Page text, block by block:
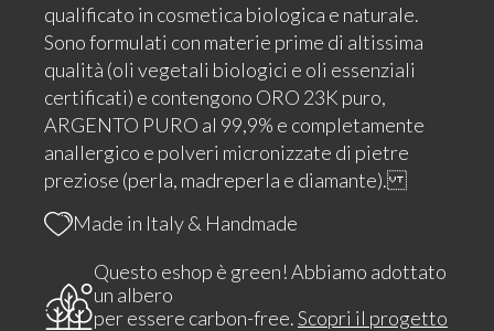
qualificato in cosmetica biologica e naturale.
Sono formulati con materie prime di altissima
qualità (oli vegetali biologici e oli essenziali
certificati) e contengono ORO 23K puro,
ARGENTO PURO al 99,9% e completamente
anallergico e polveri micronizzate di pietre
preziose (perla, madreperla e diamante).
Made in Italy & Handmade
Questo eshop è green! Abbiamo adottato
un albero
per essere carbon-free.Scopri il progetto